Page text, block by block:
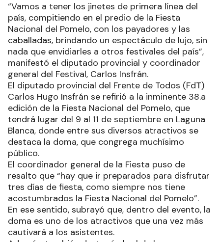
“Vamos a tener los jinetes de primera línea del
país, compitiendo en el predio de la Fiesta
Nacional del Pomelo, con los payadores y las
caballadas, brindando un espectáculo de lujo, sin
nada que envidiarles a otros festivales del país”,
manifestó el diputado provincial y coordinador
general del Festival, Carlos Insfrán.
El diputado provincial del Frente de Todos (FdT)
Carlos Hugo Insfrán se refirió a la inminente 38.a
edición de la Fiesta Nacional del Pomelo, que
tendrá lugar del 9 al 11 de septiembre en Laguna
Blanca, donde entre sus diversos atractivos se
destaca la doma, que congrega muchísimo
público.
El coordinador general de la Fiesta puso de
resalto que “hay que ir preparados para disfrutar
tres días de fiesta, como siempre nos tiene
acostumbrados la Fiesta Nacional del Pomelo”.
En ese sentido, subrayó que, dentro del evento, la
doma es uno de los atractivos que una vez más
cautivará a los asistentes.